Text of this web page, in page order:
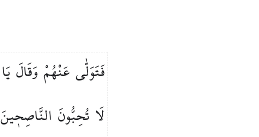
فَتَوَلّٰىعَنْهُمْوَقَالَيَا
لَا تُحِبُّونَ النَّاصِح۪ينَ